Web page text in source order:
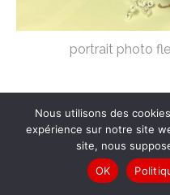
portrait photo
© Pollen Fleurs |
Politique
Nous utilisons des
expérience sur notre site
site, nous
OK